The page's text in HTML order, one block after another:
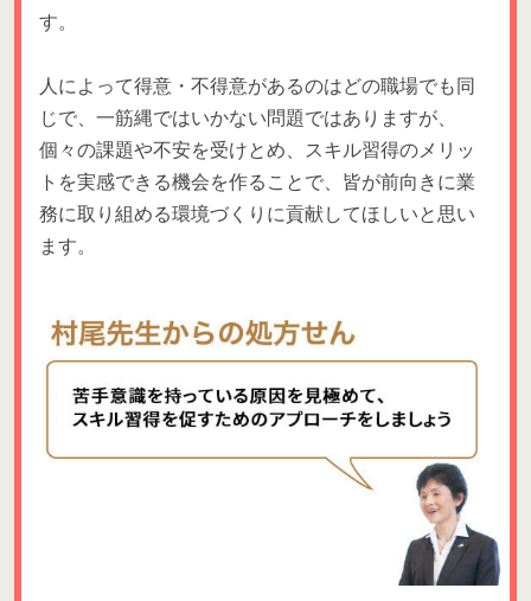
す。
人によって得意・不得意があるのはどの職場でも同
じで、一筋縄ではいかない問題ではありますが、
個々の課題や不安を受けとめ、スキル習得のメリッ
トを実感できる機会を作ることで、皆が前向きに業
務に取り組める環境づくりに貢献してほしいと思い
ます。